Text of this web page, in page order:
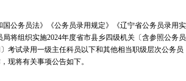
公务员法》《公务员录用规定》《辽宁省公务员录用实
将组织实施2024年度省市县乡四级机关〔含参照公务员
考试录用一级主任科员以下和其他相当职级层次公务员
现将有关事项公告如下。